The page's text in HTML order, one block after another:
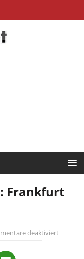
Frankfurt
deaktiviert